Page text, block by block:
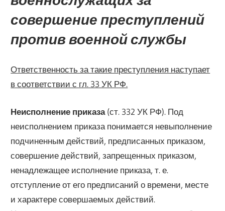
совершение преступлений
против военной службы
Ответственность за такие преступления наступает
в соответствии с гл. 33 УК РФ.
Неисполнение приказа(ст. 332 УК РФ). Под
неисполнением приказа понимается невыполнение
подчиненным действий, предписанных приказом,
совершение действий, запрещенных приказом,
ненадлежащее исполнение приказа, т. е.
отступление от его предписаний о времени, месте
и характере совершаемых действий.